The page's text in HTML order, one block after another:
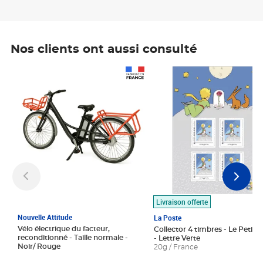
Nos clients ont aussi consulté
Nouvelle Attitude
Vélo électrique du facteur,
reconditionné - Taille normale -
Noir/ Rouge
Livraison offerte
La Poste
Collector 4 timbres - Le Petit
- Lettre Verte
20g / France
Prix 7,50€